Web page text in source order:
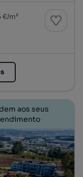
€/m²
aos seus